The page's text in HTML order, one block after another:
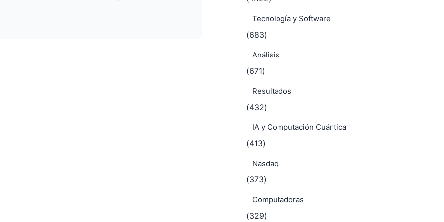
Tecnología y Software
(683)
Análisis
(671)
Resultados
(432)
IA y Computación Cuántica
(413)
Nasdaq
(373)
Computadoras
(329)